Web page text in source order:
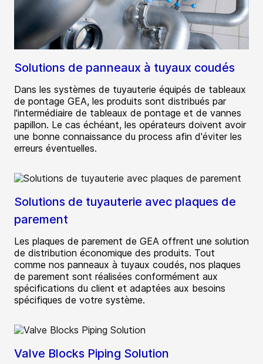
Solutions de panneaux à tuyaux coudés
Dans les systèmes de tuyauterie équipés de tableaux
de pontage GEA, les produits sont distribués par
l'intermédiaire de tableaux de pontage et de vannes
papillon. Le cas échéant, les opérateurs doivent avoir
une bonne connaissance du process afin d'éviter les
erreurs éventuelles.
Solutions de tuyauterie avec plaques de
parement
Les plaques de parement de GEA offrent une solution
de distribution économique des produits. Tout
comme nos panneaux à tuyaux coudés, nos plaques
de parement sont réalisées conformément aux
spécifications du client et adaptées aux besoins
spécifiques de votre système.
Valve Blocks Piping Solution